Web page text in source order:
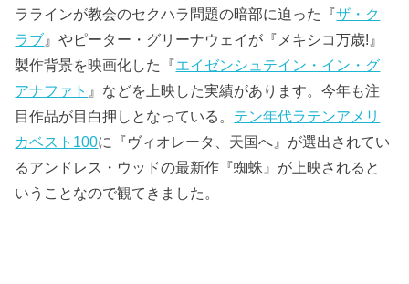
ララインが教会のセクハラ問題の暗部に迫った『ザ・ク
ラブ 』やピーター・グリーナウェイが『メキシコ万歳!』
製作背景を映画化した『エイゼンシュテイン・イン・グ
アナファト 』などを上映した実績があります。今年も注
目作品が目白押しとなっている。 テン年代ラテンアメリ
カベスト100に『ヴィオレータ、天国へ』が選出されてい
るアンドレス・ウッドの最新作『蜘蛛』が上映されると
いうことなので観てきました。